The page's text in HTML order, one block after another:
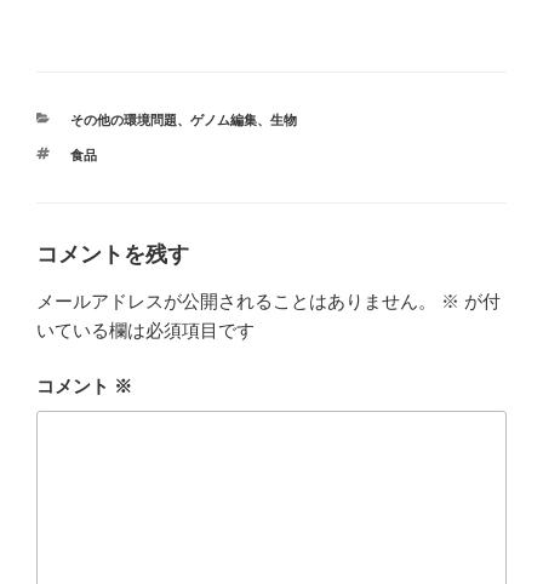
き
カ
ゴ
その他の環境問題、 ゲノム編集、 生物
タ
食品
コメントを残す
メールアドレスが公開されることはありません。 ※ が付
いている欄は必須項目です
コメント ※